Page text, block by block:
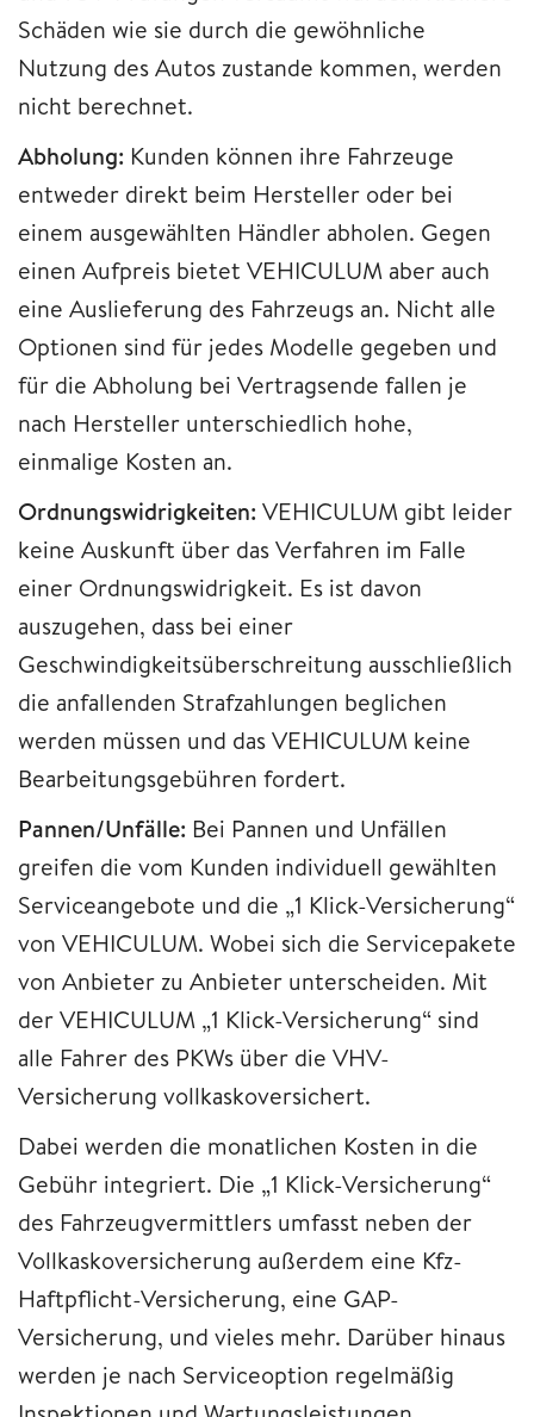
Schäden wie sie durch die gewöhnliche
Nutzung des Autos zustande kommen, werden
nicht berechnet.
Abholung: Kunden können ihre Fahrzeuge
entweder direkt beim Hersteller oder bei
einem ausgewählten Händler abholen. Gegen
einen Aufpreis bietet VEHICULUM aber auch
eine Auslieferung des Fahrzeugs an. Nicht alle
Optionen sind für jedes Modelle gegeben und
für die Abholung bei Vertragsende fallen je
nach Hersteller unterschiedlich hohe,
einmalige Kosten an.
Ordnungswidrigkeiten: VEHICULUM gibt leider
keine Auskunft über das Verfahren im Falle
einer Ordnungswidrigkeit. Es ist davon
auszugehen, dass bei einer
Geschwindigkeitsüberschreitung ausschließlich
die anfallenden Strafzahlungen beglichen
werden müssen und das VEHICULUM keine
Bearbeitungsgebühren fordert.
Pannen/Unfälle: Bei Pannen und Unfällen
greifen die vom Kunden individuell gewählten
Serviceangebote und die „1 Klick-Versicherung“
von VEHICULUM. Wobei sich die Servicepakete
von Anbieter zu Anbieter unterscheiden. Mit
der VEHICULUM „1 Klick-Versicherung“ sind
alle Fahrer des PKWs über die VHV-
Versicherung vollkaskoversichert.
Dabei werden die monatlichen Kosten in die
Gebühr integriert. Die „1 Klick-Versicherung“
des Fahrzeugvermittlers umfasst neben der
Vollkaskoversicherung außerdem eine Kfz-
Haftpflicht-Versicherung, eine GAP-
Versicherung, und vieles mehr. Darüber hinaus
werden je nach Serviceoption regelmäßig